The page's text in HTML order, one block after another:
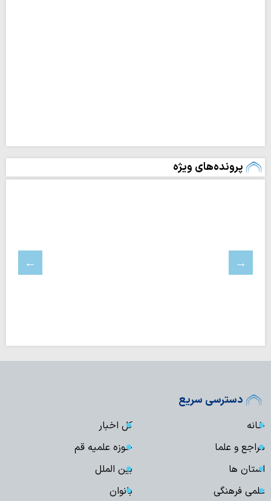
پرونده‌های ویژه
دسترسی سریع
خانه
کل اخبار
مراجع و علما
حوزه علمیه قم
استان ها
بین الملل
علمی فرهنگی
بانوان